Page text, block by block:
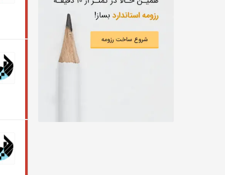
علوم زیستی و آزمایشگاهی
CEO
مهندسی کشاورزی
مهندسی نساجی، طراحی پارچه و لباس
از دويست ميليون تومان
از سيصد ميليون تومان
از چهارصد ميليون تومان
از پانصد ميليون تومان